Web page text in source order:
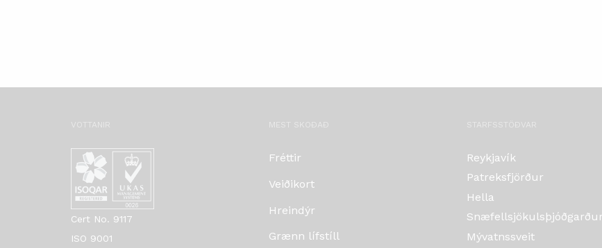
VOTTANIR
Cert No. 9117
ISO 9001
MEST SKOÐAÐ
Fréttir
Veiðikort
Hreindýr
Grænn lífstíll
STARFSSTÖÐVAR
Reykjavík
Patreksfjörður
Hella
Snæfellsjökulsþjóðgarður
Mývatnssveit